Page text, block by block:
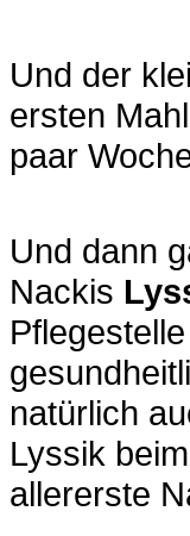
Und der
ersten
paar
Und dann
Nackis
natürlich
Lyssik
allererste